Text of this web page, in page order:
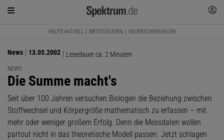
HEUTE AKTUELL MEISTGELESEN NEUERSCHEINUNGEN
News 13.05.2002 Lesedauer ca. 2 Minuten
NEWS
:
Die Summe macht's
Seit über 100 Jahren versuchen Biologen die Beziehung zwischen
Stoffwechsel und Körpergröße mathematisch zu erfassen – mit
mehr oder weniger großem Erfolg. Denn die Messdaten wollen
partout nicht in das theoretische Modell passen. Jetzt schlagen